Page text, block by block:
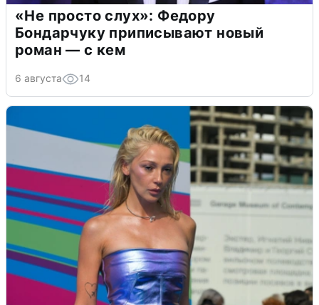
«Не просто слух»: Федору
Бондарчуку приписывают новый
роман — с кем
6 августа 14